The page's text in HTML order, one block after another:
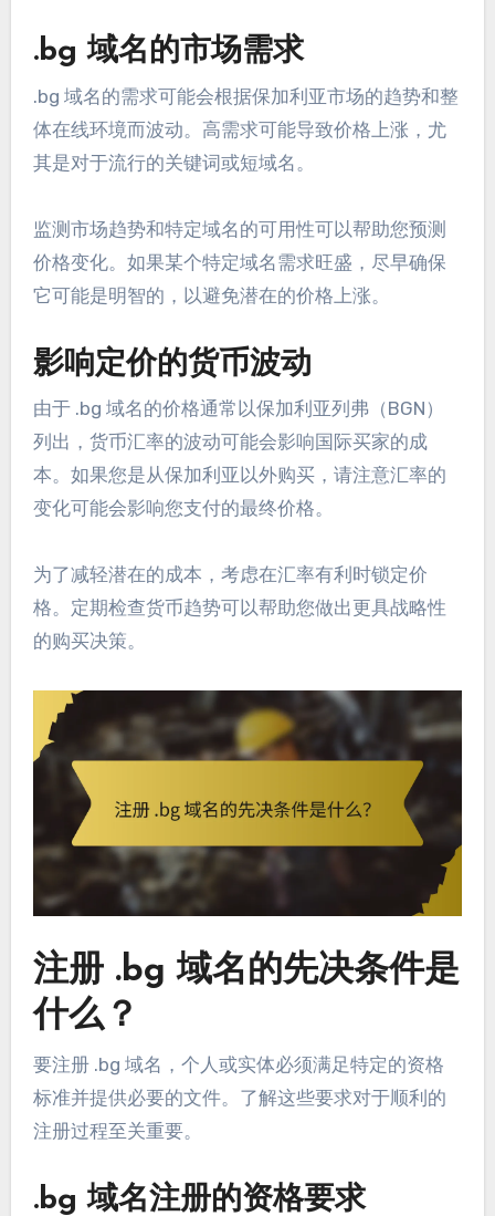
.bg 域名的市场需求
.bg 域名的需求可能会根据保加利亚市场的趋势和整
体在线环境而波动。高需求可能导致价格上涨，尤
其是对于流行的关键词或短域名。
监测市场趋势和特定域名的可用性可以帮助您预测
价格变化。如果某个特定域名需求旺盛，尽早确保
它可能是明智的，以避免潜在的价格上涨。
影响定价的货币波动
由于 .bg 域名的价格通常以保加利亚列弗（BGN）
列出，货币汇率的波动可能会影响国际买家的成
本。如果您是从保加利亚以外购买，请注意汇率的
变化可能会影响您支付的最终价格。
为了减轻潜在的成本，考虑在汇率有利时锁定价
格。定期检查货币趋势可以帮助您做出更具战略性
的购买决策。
注册 .bg 域名的先决条件是
什么？
要注册 .bg 域名，个人或实体必须满足特定的资格
标准并提供必要的文件。了解这些要求对于顺利的
注册过程至关重要。
.bg 域名注册的资格要求